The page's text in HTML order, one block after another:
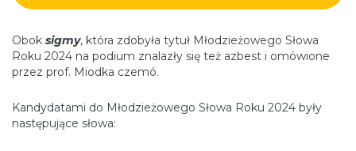
Obok sigmy, która zdobyła tytuł Młodzieżowego Słowa
Roku 2024 na podium znalazły się też azbest i omówione
przez prof. Miodka czemó.
Kandydatami do Młodzieżowego Słowa Roku 2024 były
następujące słowa: